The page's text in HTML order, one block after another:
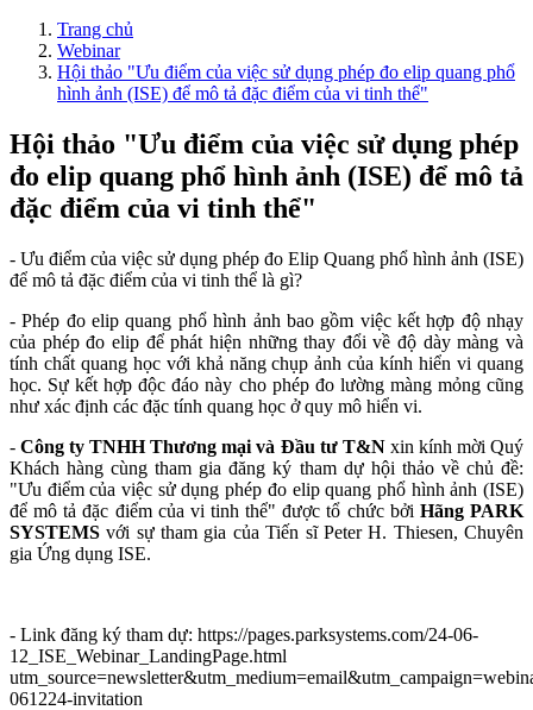
Trang chủ
Webinar
Hội thảo "Ưu điểm của việc sử dụng phép đo elip quang phổ
hình ảnh (ISE) để mô tả đặc điểm của vi tinh thể"
Hội thảo "Ưu điểm của việc sử dụng phép
đo elip quang phổ hình ảnh (ISE) để mô tả
đặc điểm của vi tinh thể"
- Ưu điểm của việc sử dụng phép đo Elip Quang phổ hình ảnh (ISE)
để mô tả đặc điểm của vi tinh thể là gì?
- Phép đo elip quang phổ hình ảnh bao gồm việc kết hợp độ nhạy
của phép đo elip để phát hiện những thay đổi về độ dày màng và
tính chất quang học với khả năng chụp ảnh của kính hiển vi quang
học. Sự kết hợp độc đáo này cho phép đo lường màng mỏng cũng
như xác định các đặc tính quang học ở quy mô hiển vi.
-Công ty TNHH Thương mại và Đầu tư T&Nxin kính mời Quý
Khách hàng cùng tham gia đăng ký tham dự hội thảo về chủ đề:
"Ưu điểm của việc sử dụng phép đo elip quang phổ hình ảnh (ISE)
để mô tả đặc điểm của vi tinh thể" được tổ chức bởi Hãng PARK
SYSTEMS với sự tham gia của Tiến sĩ Peter H. Thiesen, Chuyên
gia Ứng dụng ISE.
- Link đăng ký tham dự: https://pages.parksystems.com/24-06-
12_ISE_Webinar_LandingPage.html
061224-invitation